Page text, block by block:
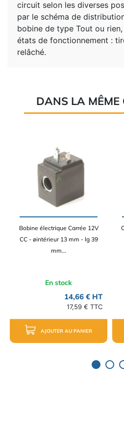
circuit selon les diverses
par le schéma de
bobine de type Tout ou
états de fonctionnement :
relâché.
DANS LA MÊME
Bobine électrique Carrée 12V
CC - øintérieur 13 mm - lg 39
mm...
En stock
14,66 € HT
17,59 € TTC
AJOUTER AU PANIER